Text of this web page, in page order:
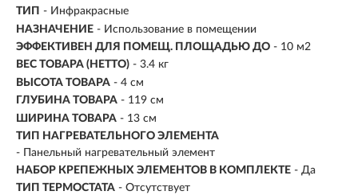
ТИП - Инфракрасные
НАЗНАЧЕНИЕ - Использование в помещении
ЭФФЕКТИВЕН ДЛЯ ПОМЕЩ. ПЛОЩАДЬЮ ДО - 10 м2
ВЕС ТОВАРА (НЕТТО) - 3.4 кг
ВЫСОТА ТОВАРА - 4 см
ГЛУБИНА ТОВАРА - 119 см
ШИРИНА ТОВАРА - 13 см
ТИП НАГРЕВАТЕЛЬНОГО ЭЛЕМЕНТА
- Панельный нагревательный элемент
НАБОР КРЕПЕЖНЫХ ЭЛЕМЕНТОВ В КОМПЛЕКТЕ - Да
ТИП ТЕРМОСТАТА - Отсутствует